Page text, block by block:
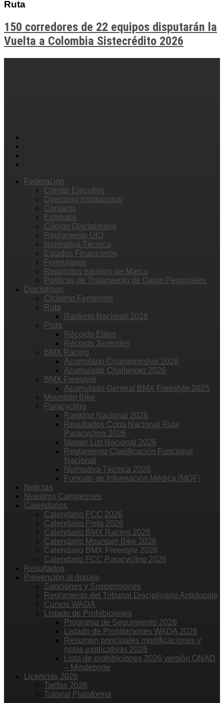
Ruta
150 corredores de 22 equipos disputarán la
Vuelta a Colombia Sistecrédito 2026
Federación
Comité Ejecutivo
Directorio Institucional
Contacto
Estatutos
Código Disciplinario
Reglamento UCI
Normativa Técnica
Estados Financieros
Formularios
Requisitos equipos de Marca
Políticas de Tratamiento de Datos Personales
Disciplinas
Ciclismo Femenino
Ruta
Ranking Nacional 2026
Pista
Récords Élites
Récords Juveniles
BMX Racing
Acumulado Championship 2026
Acumulado Challenger 2026
BMX Freestyle
Acumulado General BMX Freestyle 2025
Mountain Bike
Paracycling
Ranking Nacional 2026
Resultados Copa Nacional Ruta
Paracycling 2026
Master List Nacional 2026
Reglamento Clasificación Funcional
Nacional
Normativa Técnica 2026
Formato de Información Médica (MDF)
Noticias
Nuestros Campeones
Calendarios
Calendario FCC 2026
Calendario Pista 2026
Calendario BMX Racing 2026
Calendario Mountain Bike 2026
Calendario BMX Freestyle 2026
Calendario FCC Paracycling 2026
Resultados
Prevención al dopaje
Sanciones y Suspensiones
Reglamento del Tribunal Disciplinario Antidopaje
Cursos WADA
Listado de Prohibiciones
Programa de Seguimiento 2026
Listado de Prohibiciones WADA 2026
Resumen principales modificaciones y
notas explicativas 2026
Lista de prohibiciones 2026 versión ONAD
– Mindeporte
Licencias 2026
Tarifas 2026
Tutorial Plataforma